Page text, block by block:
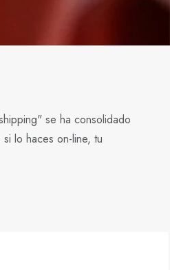
se ha consolidado
lo haces on-line, tu